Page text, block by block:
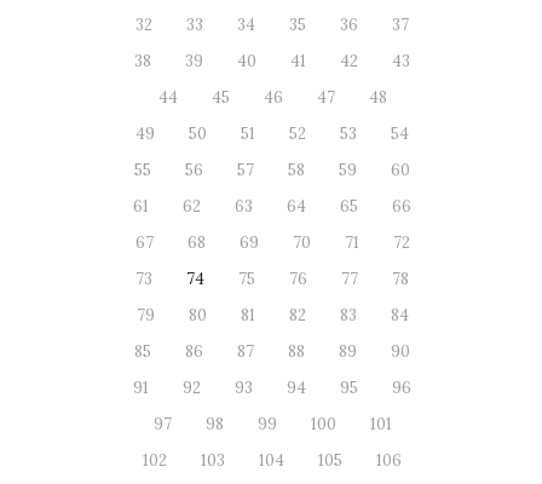
32
33 34 35 36
37
38
39 40 41 42
43
44
45 46 47
48
49
50 51 52 53
54
55
56 57 58 59
60
61
62 63 64 65
66
67
68 69 70 71
72
73
74 75 76 77
78
79
80 81 82 83
84
85
86 87 88 89
90
91
92 93 94 95
96
97
98 99 100
101
102
103 104 105
106